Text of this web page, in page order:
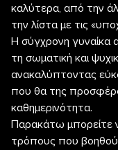
καλύτερα, από την
την λίστα με τις
Η σύγχρονη γυναίκα
τη σωματική και
ανακαλύπτοντας
που θα της
καθημερινότητα.
Παρακάτω μπορείτε
τρόπους που